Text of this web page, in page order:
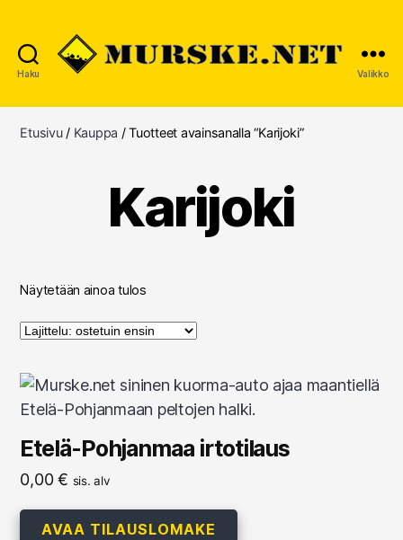
Haku Valikko
Etusivu/ Kauppa / Tuotteet avainsanalla “Karijoki”
Karijoki
Näytetään ainoa tulos
Etelä-Pohjanmaa irtotilaus
0,00€ sis. alv
AVAA TILAUSLOMAKE